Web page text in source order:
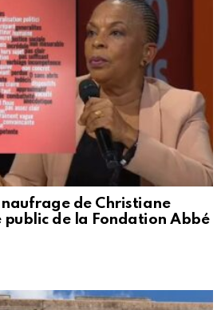
naufrage de Christiane
de la Fondation Abbé